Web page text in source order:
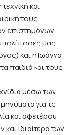
και
τους
επιστημόνων.
μας
και η Ιωάννα
παιδιά και τους
μέσω των
για το
και αφετέρου
και ιδιαίτερα των